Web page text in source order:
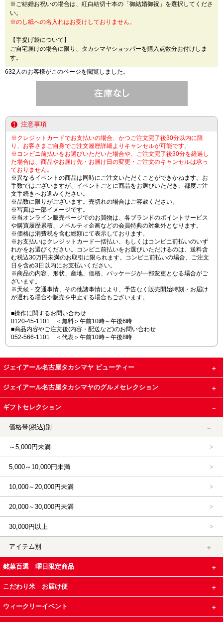
※ご結婚お祝いの場合は、紅白結切十本の「御結婚御祝」を選択してくださ
い。
※のし紙への名入れはお受けしておりません。
【手提げ袋について】
ご自宅届けの場合に限り、タカシマヤショッパーを購入点数分お付けしま
す。
632人のお客様がこのページを閲覧しました。
注意事項
※クレジットカードでお支払いの場合、かつご注文完了後30分以内に限
り、お客さまご自身でご注文履歴詳細よりキャンセルが可能です。
※コンビニ前払いをお選びいただいた場合や、ご注文完了後30分を経過し
た場合は、商品やお届け先・お届け日の変更・ご注文のキャンセルは承っ
ておりません。
※異なるイベントの商品は同時にご注文いただくことができかねます。お
手数ではございますが、イベントごとに商品をお選びいただき、都度ご注
文手続きへお進みください。
※品数に限りがございます。売切れの場合はご容赦ください。
※写真は一部イメージです。
※当オンライン販売ページでのお買物は、各ブランドのポイントサービス
や購買履歴累積、ノベルティ企画などの会員特典の対象外となります。
※価格は消費税を含む総額にて表示しております。
※お支払いはクレジットカード一括払い、もしくはコンビニ前払いのいず
れかをお選びください。コンビニ前払いをお選びいただけるのは、送料含
む税込30万円未満のお取引に限られます。コンビニ前払いの場合、ご注文
日を含め3日以内にお支払いください。
※商品の内容、形状、産地、価格、パッケージが一部変更となる場合がご
ざいます。
※天候・交通事情、その他諸事情により、予告なく販売開始時刻・お届け
が遅れる場合や販売を中止する場合もございます。
■操作に関するお問い合わせ
0120-45-1101 ＜無料＞午前10時～午後6時
■商品内容やご注文後(内容・配送など)のお問い合わせ
052-566-1101 ＜代表＞午前10時～午後8時
ジェイアール名古屋タカシマヤ ビューティー
ジェイアール名古屋タカシマヤのグルメセレクション
ギフトセレクション
価格帯(税込)別
～5,000円未満
5,000～10,000円未満
10,000～20,000円未満
20,000～30,000円未満
30,000円以上
アイテム別
銘菓百選 曜日限定商品
こだわり米 お届け便
ウィークリーイベント